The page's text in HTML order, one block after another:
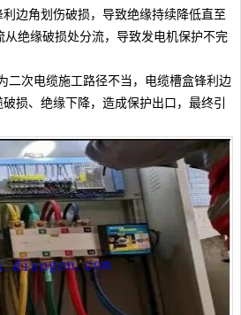
边角划伤破损，导致绝缘持续降低直至
从绝缘破损处分流，导致发电机保护不完
次电缆施工路径不当，电缆槽盒锋利边
损、绝缘下降，造成保护出口，最终引